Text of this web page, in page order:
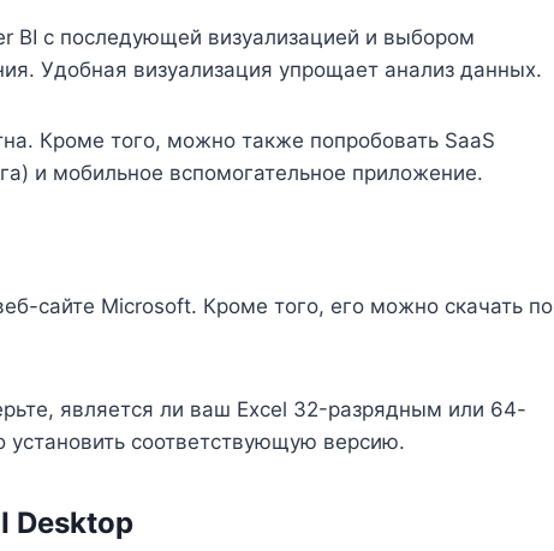
BI с последующей визуализацией и выбором
Удобная визуализация упрощает анализ данных.
Кроме того, можно также попробовать SaaS
и мобильное вспомогательное приложение.
сайте Microsoft. Кроме того, его можно скачать по
является ли ваш Excel 32-разрядным или 64-
соответствующую версию.
Desktop